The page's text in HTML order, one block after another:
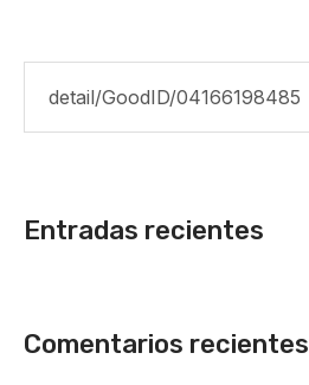
Entradas recientes
Comentarios recientes